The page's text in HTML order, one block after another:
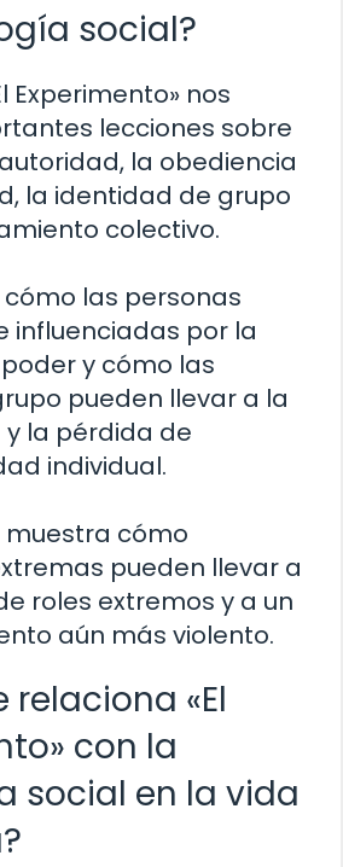
social?
Experimento» nos
lecciones sobre
la obediencia
la identidad de grupo
colectivo.
las personas
influenciadas por la
y cómo las
pueden llevar a la
la pérdida de
individual.
muestra cómo
pueden llevar a
roles extremos y a un
aún más violento.
relaciona «El
con la
social en la vida